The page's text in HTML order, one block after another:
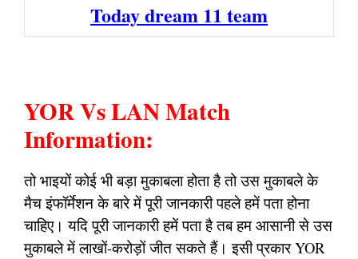
Today dream 11 team
YOR Vs LAN Match
Information:
तो भाइयों कोई भी बड़ा मुकाबला होता है तो उस मुकाबले के
मैच इंफॉर्मेशन के बारे में पूरी जानकारी पहले हमें पता होना
चाहिए। यदि पूरी जानकारी हमें पता है तब हम आसानी से उस
मुकाबले में लाखों-करोड़ों जीत सकते हैं। इसी प्रकार YOR